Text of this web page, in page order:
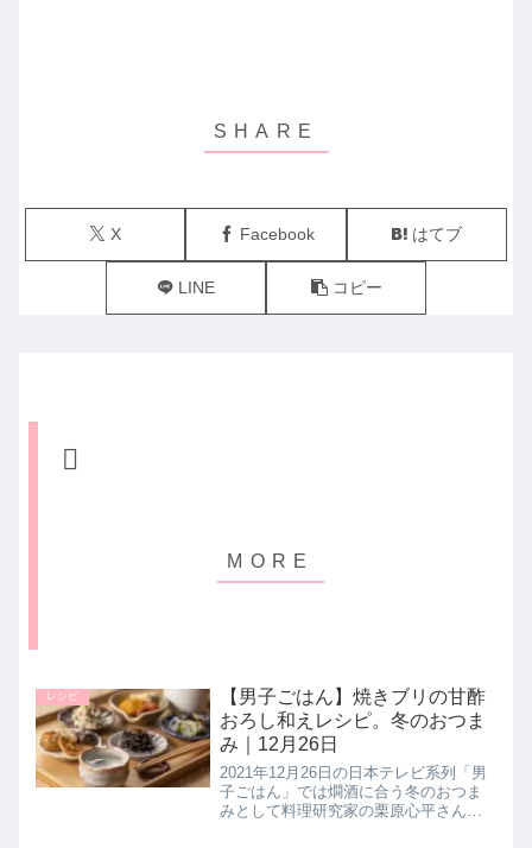
X Facebook はてブ
LINE コピー
レシピ
【男子ごはん】焼きブリの甘酢
おろし和えレシピ。冬のおつま
み｜12月26日
2021年12月26日の日本テレビ系列「男
子ごはん」では燗酒に合う冬のおつま
みとして料理研究家の栗原心平さんが